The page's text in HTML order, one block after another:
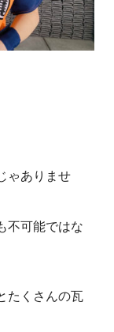
ゃありませ
不可能ではな
たくさんの瓦